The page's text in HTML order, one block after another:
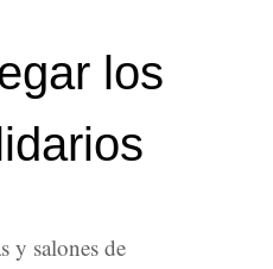
los
y salones de